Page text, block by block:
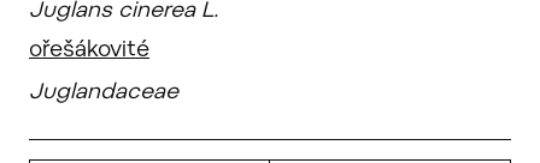
Juglans cinerea L.
ořešákovité
Juglandaceae